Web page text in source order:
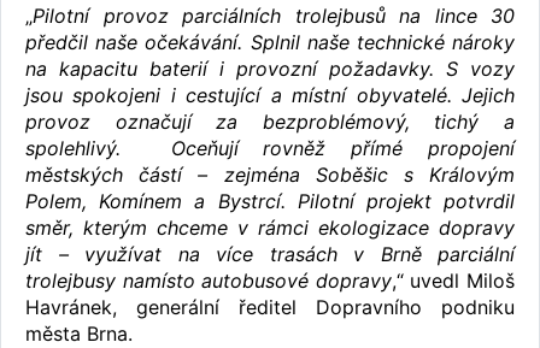
„Pilotní provoz parciálních trolejbusů na lince 30
předčil naše očekávání. Splnil naše technické nároky
na kapacitu baterií i provozní požadavky. S vozy
jsou spokojeni i cestující a místní obyvatelé. Jejich
provoz označují za bezproblémový, tichý a
spolehlivý. Oceňují rovněž přímé propojení
městských částí – zejména Soběšic s Královým
Polem, Komínem a Bystrcí. Pilotní projekt potvrdil
směr, kterým chceme v rámci ekologizace dopravy
jít – využívat na více trasách v Brně parciální
trolejbusy namísto autobusové dopravy,“ uvedl Miloš
Havránek, generální ředitel Dopravního podniku
města Brna.